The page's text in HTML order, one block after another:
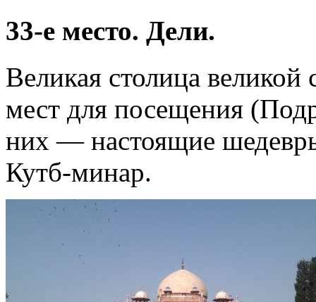
33-е место. Дели.
Великая столица
мест для посещения
них — настоящие
Кутб-минар.